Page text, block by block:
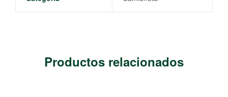
Productos relacionados